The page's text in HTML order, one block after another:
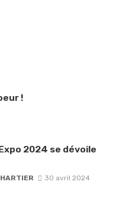
!
2024 se dévoile
30 avril 2024